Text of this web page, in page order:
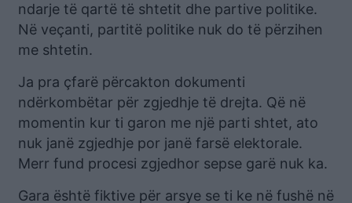
ndarje të qartë të shtetit dhe partive politike.
Në veçanti, partitë politike nuk do të përzihen
me shtetin.
Ja pra çfarë përcakton dokumenti
ndërkombëtar për zgjedhje të drejta. Që në
momentin kur ti garon me një parti shtet, ato
nuk janë zgjedhje por janë farsë elektorale.
Merr fund procesi zgjedhor sepse garë nuk ka.
Gara është fiktive për arsye se ti ke në fushë në